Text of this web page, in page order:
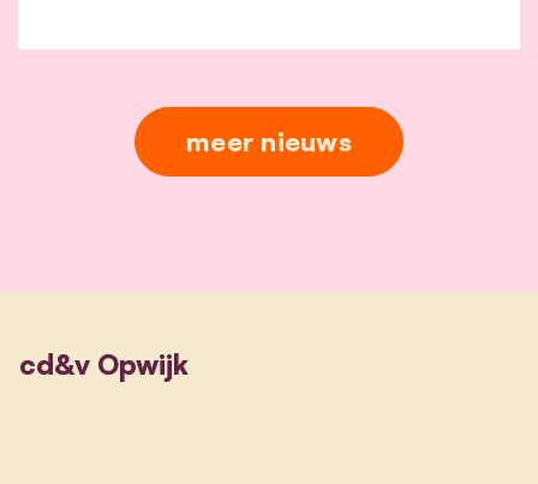
meer nieuws
cd&v Opwijk